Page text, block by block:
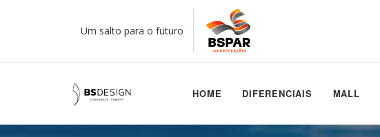
Um salto para o futuro
HOME DIFERENCIAIS MALL